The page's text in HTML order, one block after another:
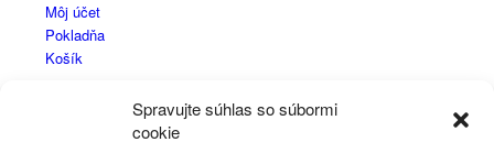
Spravujte súhlas so súbormi
cookie
Môj účet
Pokladňa
Košík
DOKUMENTY